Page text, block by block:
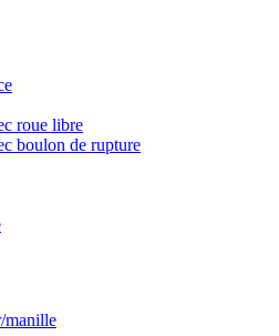
roue libre
boulon de rupture
manille